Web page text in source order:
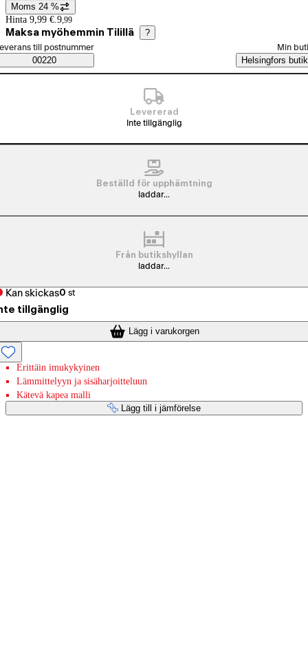
Prisinformation
Moms 24 %
Hinta 9,99 €. 9,99
Maksa myöhemmin Tilillä ?
Saatavuustiedot
beställningssätt
till postnummer
00220
Min
Helsingfors butik
Levererad
Inte tillgänglig
Beställd för upphämtning
laddar...
Från butikshyllan
laddar...
Kan skickas0 st
tillgänglig
Lägg i varukorgen
Erittäin imukykyinen
Lämmittelyyn ja sisäharjoitteluun
Kätevä kapea malli
Lägg till i jämförelse